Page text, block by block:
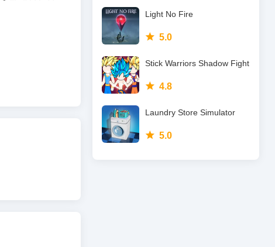
Light No Fire
5.0
Stick Warriors Shadow Fight
4.8
Laundry Store Simulator
5.0